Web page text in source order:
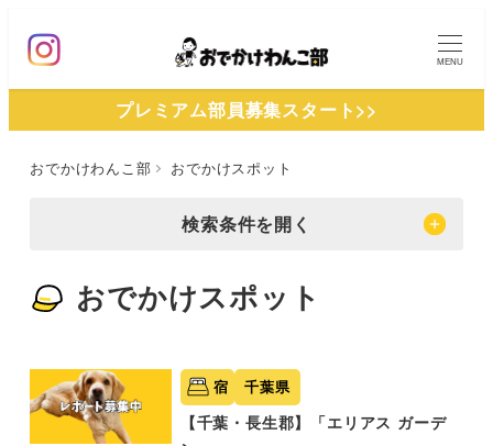
ン
MENU
プレミアム部員募集スタート>>
おでかけわんこ部 おでかけスポット
検索条件を開く
おでかけスポット
宿 千葉県
【千葉・長生郡】「エリアス ガーデ